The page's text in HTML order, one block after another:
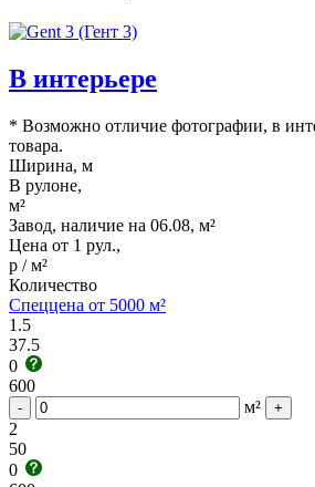
В интерьере
* Возможно отличие фотографии, в
товара.
Ширина, м
В рулоне,
м²
Завод, наличие на 06.08, м²
Цена от 1 рул.,
р / м²
Количество
Спеццена от 5000 м²
1.5
37.5
0
600
- м² +
2
50
0